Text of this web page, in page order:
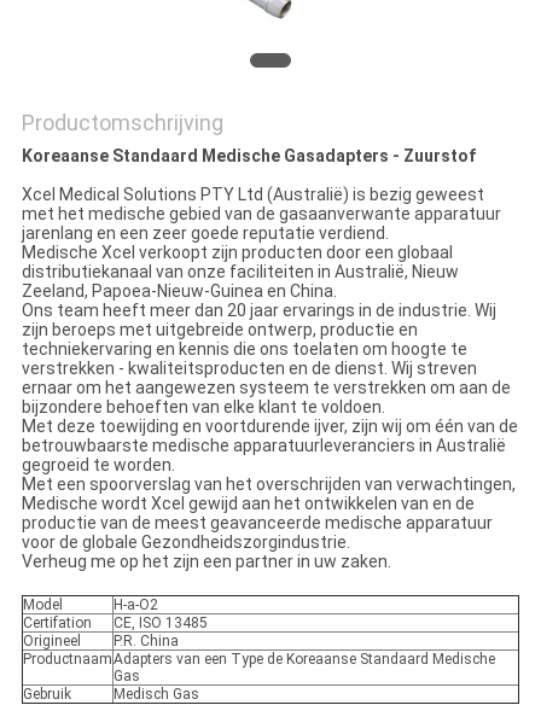
Productomschrijving
Koreaanse Standaard Medische Gasadapters - Zuurstof
Xcel Medical Solutions PTY Ltd (Australië) is bezig geweest
met het medische gebied van de gasaanverwante apparatuur
jarenlang en een zeer goede reputatie verdiend.
Medische Xcel verkoopt zijn producten door een globaal
distributiekanaal van onze faciliteiten in Australië, Nieuw
Zeeland, Papoea-Nieuw-Guinea en China.
Ons team heeft meer dan 20 jaar ervarings in de industrie. Wij
zijn beroeps met uitgebreide ontwerp, productie en
techniekervaring en kennis die ons toelaten om hoogte te
verstrekken - kwaliteitsproducten en de dienst. Wij streven
ernaar om het aangewezen systeem te verstrekken om aan de
bijzondere behoeften van elke klant te voldoen.
Met deze toewijding en voortdurende ijver, zijn wij om één van de
betrouwbaarste medische apparatuurleveranciers in Australië
gegroeid te worden.
Met een spoorverslag van het overschrijden van verwachtingen,
Medische wordt Xcel gewijd aan het ontwikkelen van en de
productie van de meest geavanceerde medische apparatuur
voor de globale Gezondheidszorgindustrie.
Verheug me op het zijn een partner in uw zaken.
Model
H-a-O2
Certifation
CE, ISO 13485
Origineel
P.R. China
ProductnaamAdapters van een Type de Koreaanse Standaard Medische
Gas
Gebruik
Medisch Gas